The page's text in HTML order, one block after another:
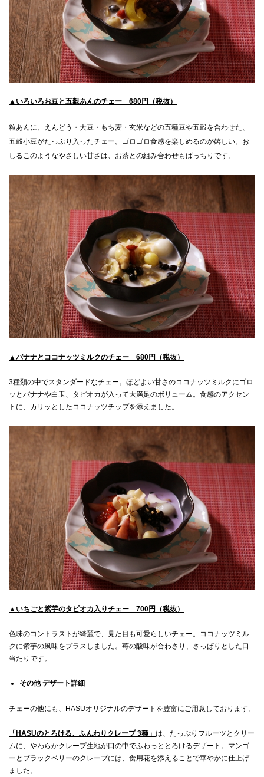
▲いろいろお豆と五穀あんのチェー 680円（税抜）
粒あんに、えんどう・大豆・もち麦・玄米などの五種豆や五穀を合わせた、
五穀小豆がたっぷり入ったチェー。ゴロゴロ食感を楽しめるのが嬉しい。お
しるこのようなやさしい甘さは、お茶との組み合わせもばっちりです。
▲バナナとココナッツミルクのチェー 680円（税抜）
3種類の中でスタンダードなチェー。ほどよい甘さのココナッツミルクにゴロ
ッとバナナや白玉、タピオカが入って大満足のボリューム。食感のアクセン
トに、カリッとしたココナッツチップを添えました。
▲いちごと紫芋のタピオカ入りチェー 700円（税抜）
色味のコントラストが綺麗で、見た目も可愛らしいチェー。ココナッツミル
クに紫芋の風味をプラスしました。苺の酸味が合わさり、さっぱりとした口
当たりです。
その他 デザート詳細
チェーの他にも、HASUオリジナルのデザートを豊富にご用意しております。
「HASUのとろける、ふんわりクレープ 3種」 は、たっぷりフルーツとクリー
ムに、やわらかクレープ生地が口の中でふわっととろけるデザート。マンゴ
ーとブラックベリーのクレープには、食用花を添えることで華やかに仕上げ
ました。